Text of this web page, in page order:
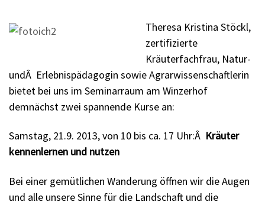
Theresa Kristina Stöckl,
zertifizierte
Kräuterfachfrau, Natur-
undÂ Erlebnispädagogin sowie Agrarwissenschaftlerin
bietet bei uns im Seminarraum am Winzerhof
demnächst zwei spannende Kurse an:
Samstag, 21.9. 2013, von 10 bis ca. 17 Uhr:Â Kräuter
kennenlernen und nutzen
Bei einer gemütlichen Wanderung öffnen wir die Augen
und alle unsere Sinne für die Landschaft und die